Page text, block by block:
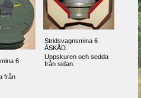
6
från
Stridsvagnsmina 6
ÅSKÅD.
Uppskuren och sedda
från sidan.